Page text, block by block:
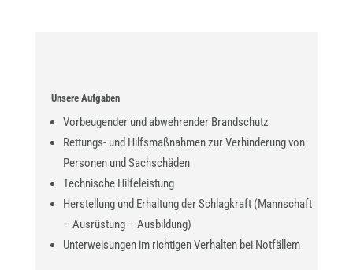
Unsere Aufgaben
Vorbeugender und abwehrender Brandschutz
Rettungs- und Hilfsmaßnahmen zur Verhinderung von
Personen und Sachschäden
Technische Hilfeleistung
Herstellung und Erhaltung der Schlagkraft (Mannschaft
– Ausrüstung – Ausbildung)
Unterweisungen im richtigen Verhalten bei Notfällem